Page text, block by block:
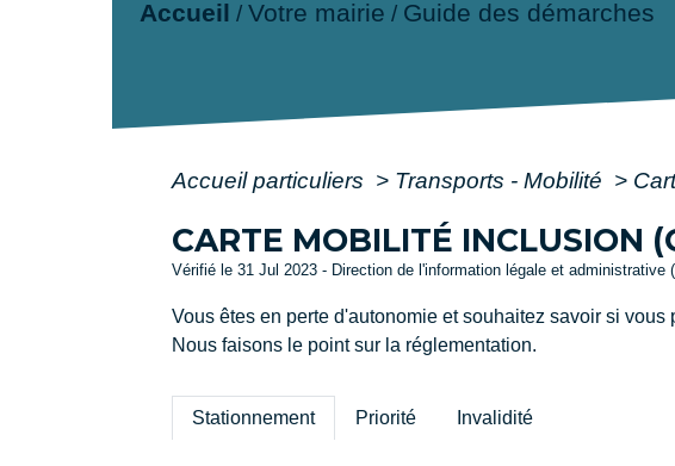
Accueil / Votre mairie / Guide des démarches
Accueil particuliers > Transports - Mobilité >
CARTE MOBILITÉ INCLUSION
Vérifié le 31 Jul 2023 - Direction de l'information légale et administrative
Vous êtes en perte d'autonomie et souhaitez savoir si
Nous faisons le point sur la réglementation.
Stationnement Priorité Invalidité